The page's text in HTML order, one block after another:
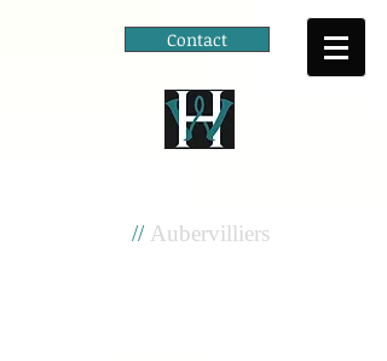
Contact
//Aubervilliers